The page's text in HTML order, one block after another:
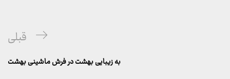
پست
قبلی
قبلی
به زیبایی بهشت در فرش ماشینی بهشت